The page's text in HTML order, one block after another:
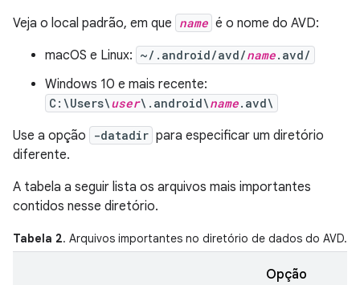
Veja o local padrão, em que name é o nome do AVD:
macOS e Linux: ~/.android/avd/name.avd/
Windows 10 e mais recente:
C:\Users\user\.android\name.avd\
Use a opção -datadir para especificar um diretório
diferente.
A tabela a seguir lista os arquivos mais importantes
contidos nesse diretório.
Tabela 2. Arquivos importantes no diretório de dados do AVD.
Opção